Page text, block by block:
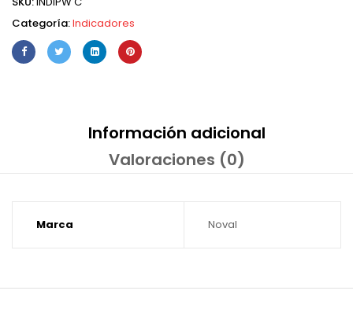
Categoría:Indicadores
Información adicional
Valoraciones (0)
Marca Noval